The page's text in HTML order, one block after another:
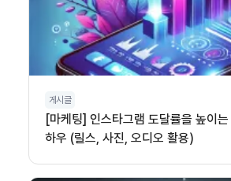
게시글
[마케팅] 인스타그램 도달률을 높이
하우 (릴스, 사진, 오디오 활용)